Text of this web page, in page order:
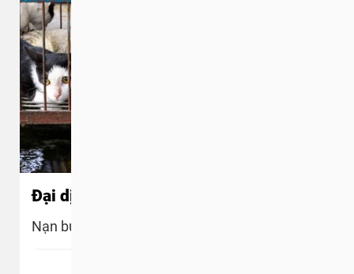
Đại dịch tiếp theo?
Nạn buôn bán thịt chó và mèo